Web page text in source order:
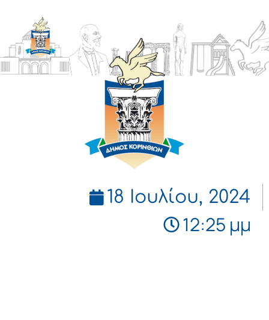
ΔΗΜΟΣ
ΚΟΡΙΝΘΙΩΝ
18 Ιουλίου, 2024
12:25 μμ